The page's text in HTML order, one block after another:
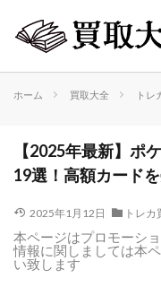
ホーム 買取大全 トレ
【2025年最新】ポ
19選！高額カード
2025年1月12日 トレカ
本ページはプロモーシ
情報に関しましては本
い致します